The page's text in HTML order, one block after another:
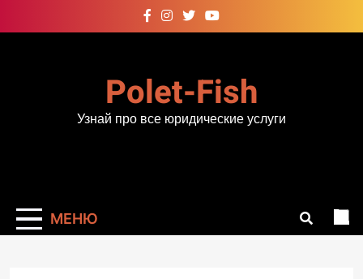
к
Polet-Fish
Узнай про все юридические услуги
МЕНЮ